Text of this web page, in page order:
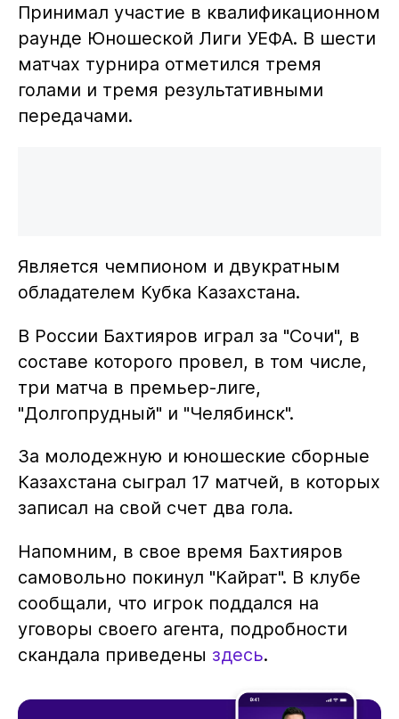
Принимал участие в квалификационном
раунде Юношеской Лиги УЕФА. В шести
матчах турнира отметился тремя
голами и тремя результативными
передачами.
Является чемпионом и двукратным
обладателем Кубка Казахстана.
В России Бахтияров играл за "Сочи", в
составе которого провел, в том числе,
три матча в премьер-лиге,
"Долгопрудный" и "Челябинск".
За молодежную и юношеские сборные
Казахстана сыграл 17 матчей, в которых
записал на свой счет два гола.
Напомним, в свое время Бахтияров
самовольно покинул "Кайрат". В клубе
сообщали, что игрок поддался на
уговоры своего агента, подробности
скандала приведены здесь.